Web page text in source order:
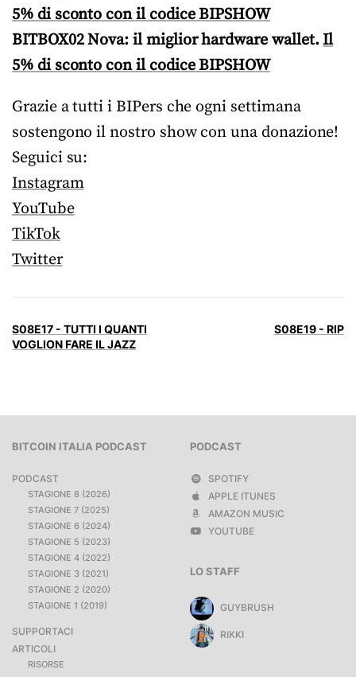
5% di sconto con il codice BIPSHOW
BITBOX02 Nova: il miglior hardware wallet.Il
5% di sconto con il codice BIPSHOW
Grazie a tutti i BIPers che ogni settimana
sostengono il nostro show con una donazione!
Seguici su:
Instagram
YouTube
TikTok
Twitter
S08E17 - TUTTI I QUANTI
VOGLION FARE IL JAZZ
S08E19 - RIP
BITCOIN ITALIA PODCAST
PODCAST
STAGIONE 8 (2026)
STAGIONE 7 (2025)
STAGIONE 6 (2024)
STAGIONE 5 (2023)
STAGIONE 4 (2022)
STAGIONE 3 (2021)
STAGIONE 2 (2020)
STAGIONE 1 (2019)
SUPPORTACI
ARTICOLI
RISORSE
PODCAST
SPOTIFY
APPLE ITUNES
AMAZON MUSIC
YOUTUBE
LO STAFF
GUYBRUSH
RIKKI